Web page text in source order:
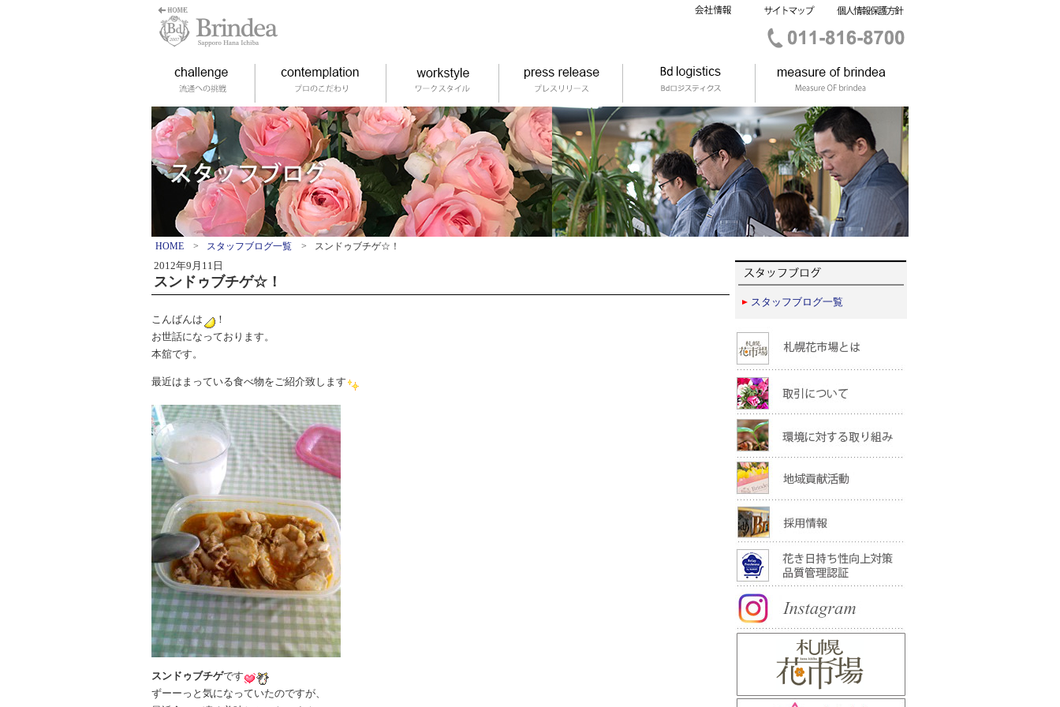
HOME > スタッフブログ一覧 > スンドゥブチゲ☆！
2012年9月11日
スンドゥブチゲ☆！
こんばんは
！
お世話になっております。
本舘です。
最近はまっている食べ物をご紹介致します
スンドゥブチゲです
ずーーっと気になっていたのですが、
スタッフブログ一覧